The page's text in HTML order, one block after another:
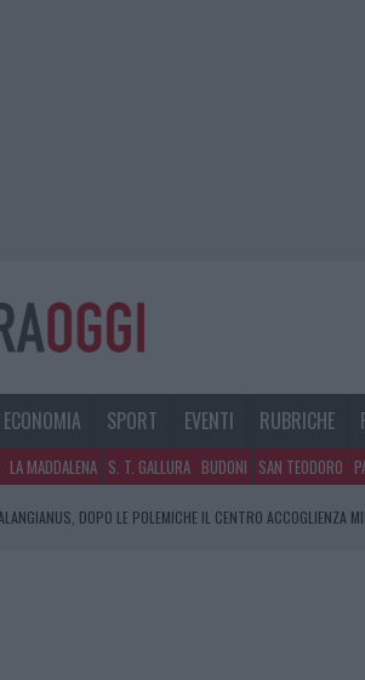
ECONOMIA SPORT EVENTI RUBRICHE
LA MADDALENA S. T. GALLURA BUDONI SAN TEODORO
DOPO LE POLEMICHE IL CENTRO ACCOGLIENZA